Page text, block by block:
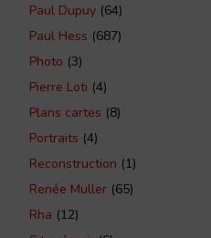
Paul Dupuy (64)
Paul Hess (687)
Photo (3)
Pierre Loti (4)
Plans cartes (8)
Portraits (4)
Reconstruction (1)
Renée Muller (65)
Rha (12)